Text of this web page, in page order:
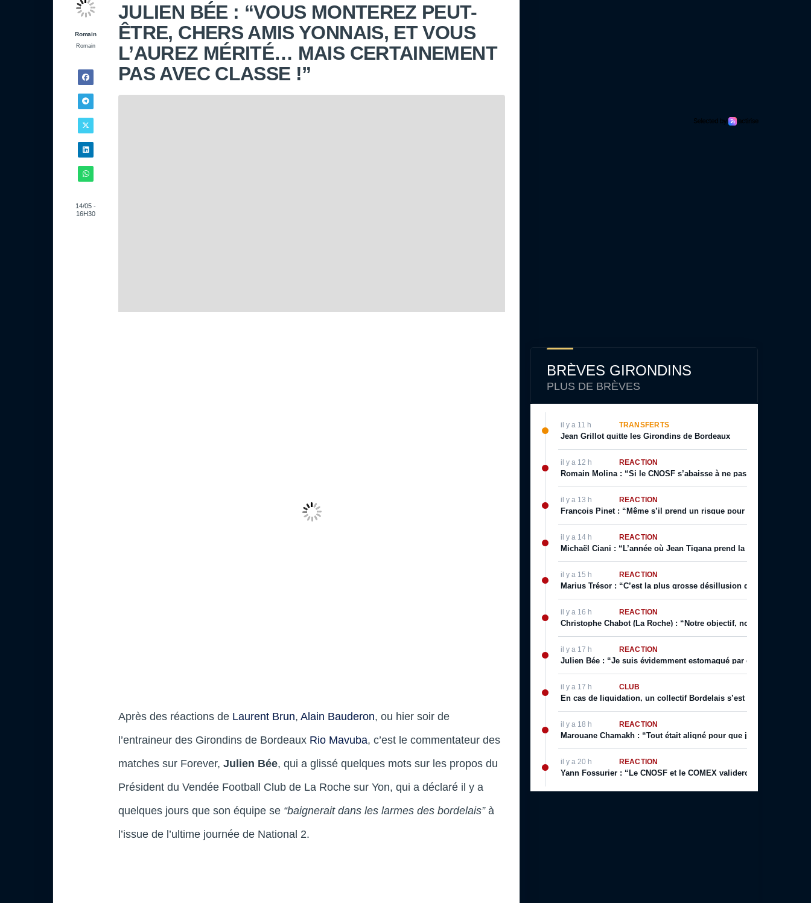
Romain
Romain
14/05 -
16H30
JULIEN BÉE : “VOUS MONTEREZ PEUT-
ÊTRE, CHERS AMIS YONNAIS, ET VOUS
L’AUREZ MÉRITÉ… MAIS CERTAINEMENT
PAS AVEC CLASSE !”
Après des réactions de Laurent Brun, Alain Bauderon, ou hier soir de
l’entraineur des Girondins de Bordeaux Rio Mavuba, c’est le commentateur des
matches sur Forever, Julien Bée, qui a glissé quelques mots sur les propos du
Président du Vendée Football Club de La Roche sur Yon, qui a déclaré il y a
quelques jours que son équipe se “baignerait dans les larmes des bordelais”à
l’issue de l’ultime journée de National 2.
BRÈVES GIRONDINS
PLUS DE BRÈVES
il y a 11 h TRANSFERTS
Jean Grillot quitte les Girondins de Bordeaux
il y a 12 h RÉACTION
Romain Molina : “Si le CNOSF s’abaisse à ne pas respecter ses
il y a 13 h RÉACTION
François Pinet : “Même s’il prend un risque pour son image, il
il y a 14 h RÉACTION
Michaël Ciani : “L’année où Jean Tigana prend la place de
il y a 15 h RÉACTION
Marius Trésor : “C’est la plus grosse désillusion que j’ai eue sur
il y a 16 h RÉACTION
Christophe Chabot (La Roche) : “Notre objectif, notre rêve, c’est
il y a 17 h RÉACTION
Julien Bée : “Je suis évidemment estomaqué par ce texte, qui
il y a 17 h CLUB
En cas de liquidation, un collectif Bordelais s’est constitué pour
il y a 18 h RÉACTION
Marouane Chamakh : “Tout était aligné pour que j’arrive du
il y a 20 h RÉACTION
Yann Fossurier : “Le CNOSF et le COMEX valideront. Parce que